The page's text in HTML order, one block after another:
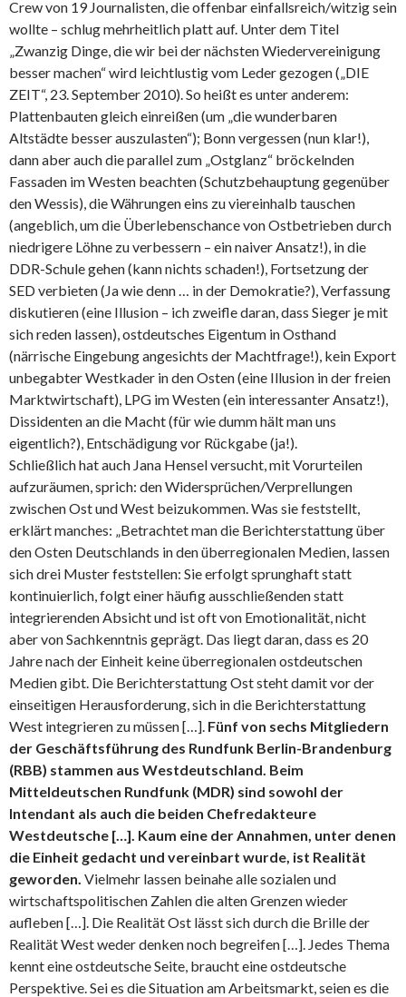
Crew von 19 Journalisten, die offenbar einfallsreich/witzig sein
wollte – schlug mehrheitlich platt auf. Unter dem Titel
„Zwanzig Dinge, die wir bei der nächsten Wiedervereinigung
besser machen“ wird leichtlustig vom Leder gezogen („DIE
ZEIT“, 23. September 2010). So heißt es unter anderem:
Plattenbauten gleich einreißen (um „die wunderbaren
Altstädte besser auszulasten“); Bonn vergessen (nun klar!),
dann aber auch die parallel zum „Ostglanz“ bröckelnden
Fassaden im Westen beachten (Schutzbehauptung gegenüber
den Wessis), die Währungen eins zu viereinhalb tauschen
(angeblich, um die Überlebenschance von Ostbetrieben durch
niedrigere Löhne zu verbessern – ein naiver Ansatz!), in die
DDR-Schule gehen (kann nichts schaden!), Fortsetzung der
SED verbieten (Ja wie denn … in der Demokratie?), Verfassung
diskutieren (eine Illusion – ich zweifle daran, dass Sieger je mit
sich reden lassen), ostdeutsches Eigentum in Osthand
(närrische Eingebung angesichts der Machtfrage!), kein Export
unbegabter Westkader in den Osten (eine Illusion in der freien
Marktwirtschaft), LPG im Westen (ein interessanter Ansatz!),
Dissidenten an die Macht (für wie dumm hält man uns
eigentlich?), Entschädigung vor Rückgabe (ja!).
Schließlich hat auch Jana Hensel versucht, mit Vorurteilen
aufzuräumen, sprich: den Widersprüchen/Verprellungen
zwischen Ost und West beizukommen. Was sie feststellt,
erklärt manches: „Betrachtet man die Berichterstattung über
den Osten Deutschlands in den überregionalen Medien, lassen
sich drei Muster feststellen: Sie erfolgt sprunghaft statt
kontinuierlich, folgt einer häufig ausschließenden statt
integrierenden Absicht und ist oft von Emotionalität, nicht
aber von Sachkenntnis geprägt. Das liegt daran, dass es 20
Jahre nach der Einheit keine überregionalen ostdeutschen
Medien gibt. Die Berichterstattung Ost steht damit vor der
einseitigen Herausforderung, sich in die Berichterstattung
West integrieren zu müssen […]. Fünf von sechs Mitgliedern
der Geschäftsführung des Rundfunk Berlin-Brandenburg
(RBB) stammen aus Westdeutschland. Beim
Mitteldeutschen Rundfunk (MDR) sind sowohl der
Intendant als auch die beiden Chefredakteure
Westdeutsche […]. Kaum eine der Annahmen, unter denen
die Einheit gedacht und vereinbart wurde, ist Realität
geworden. Vielmehr lassen beinahe alle sozialen und
wirtschaftspolitischen Zahlen die alten Grenzen wieder
aufleben […]. Die Realität Ost lässt sich durch die Brille der
Realität West weder denken noch begreifen […]. Jedes Thema
kennt eine ostdeutsche Seite, braucht eine ostdeutsche
Perspektive. Sei es die Situation am Arbeitsmarkt, seien es die